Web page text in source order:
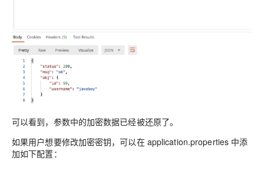
可以看到，参数中的加密数据已经被还原了。
如果用户想要修改加密密钥，可以在 application.properties 中添
加如下配置：